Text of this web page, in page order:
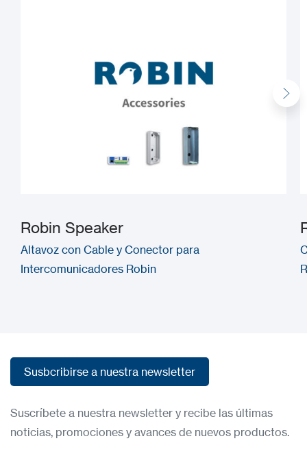
Robin Speaker
Altavoz con Cable y Conector para
Intercomunicadores Robin
Susbcribirse a nuestra newsletter
Suscríbete a nuestra newsletter y recibe las últimas
noticias, promociones y avances de nuevos productos.